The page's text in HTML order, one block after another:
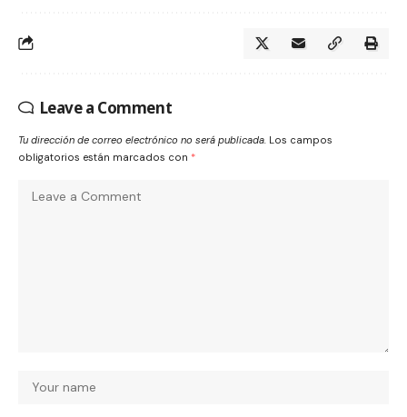
Leave a Comment
Tu dirección de correo electrónico no será publicada. Los campos
obligatorios están marcados con *